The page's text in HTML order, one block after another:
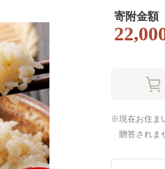
寄附金額
現在お住ま
贈答されま